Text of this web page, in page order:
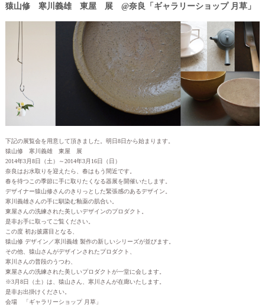
猿山修 寒川義雄 東屋 展 @奈良「ギャラリーショップ 月草」
下記の展覧会を用意して頂きました。明日8日から始まります。
猿山修 寒川義雄 東屋 展
2014年3月8日（土）～2014年3月16日（日）
奈良はお水取りを迎えたら、春はもう間近です。
春を待つこの季節に手に取りたくなる器展を開催いたします。
デザイナー猿山修さんのきりっとした緊張感のあるデザイン。
寒川義雄さんの手に馴染む釉薬の肌合い。
東屋さんの洗練された美しいデザインのプロダクト。
是非お手に取ってご覧ください。
この度 初お披露目となる、
猿山修 デザイン／寒川義雄 製作の新しいシリーズが並びます。
その他、猿山さんがデザインされたプロダクト、
寒川さんの普段のうつわ、
東屋さんの洗練された美しいプロダクトが一堂に会します。
※3月8日（土）は、猿山さん、寒川さんが在廊いたします。
是非お出掛けください。
会場 「ギャラリーショップ 月草」